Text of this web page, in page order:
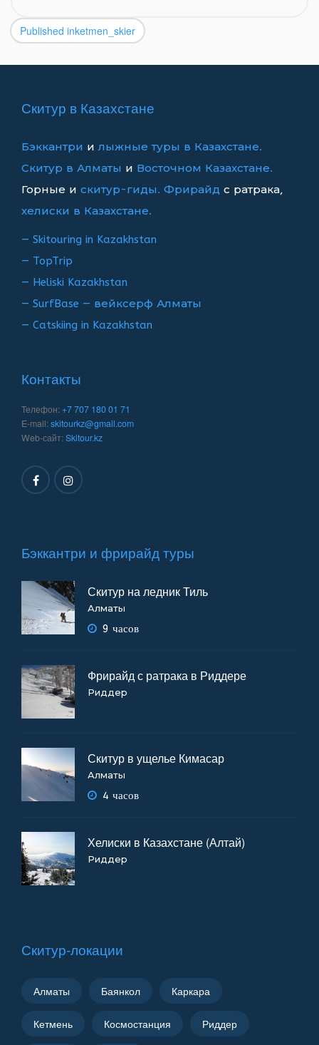
Навигация
по
Published inketmen_skier
Скитур в Казахстане
Бэккантри илыжные туры в Казахстане.
Скитур в Алматы и Восточном Казахстане.
Горные и скитур-гиды. Фрирайд с ратрака,
хелиски в Казахстане.
— Skitouring in Kazakhstan
— TopTrip
— Heliski Kazakhstan
— SurfBase — вейксерф Алматы
— Catskiing in Kazakhstan
Контакты
Телефон:+7 707 180 01 71
E-mail:skitourkz@gmail.com
Web-сайт:Skitour.kz
Бэккантри и фрирайд туры
Скитур на ледник Тиль
Алматы
9 часов
Фрирайд с ратрака в Риддере
Риддер
Скитур в ущелье Кимасар
Алматы
4 часов
Хелиски в Казахстане (Алтай)
Риддер
Скитур-локации
Алматы Баянкол Каркара
Кетмень Космостанция Риддер